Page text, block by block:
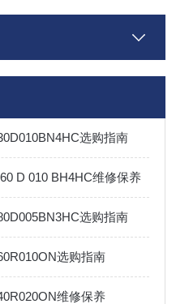
选购指南
D 010 BH4HC维修保养
选购指南
选购指南
维修保养